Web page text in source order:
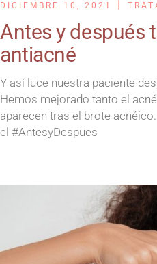
DICIEMBRE 10, 2021
Antes y después
antiacné
Y así luce nuestra paciente
Hemos mejorado tanto el
aparecen tras el brote
el #AntesyDespues